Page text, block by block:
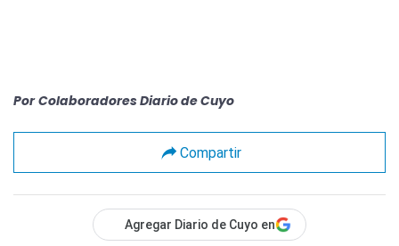
Por Colaboradores Diario de Cuyo
Compartir
Agregar Diario de Cuyo en